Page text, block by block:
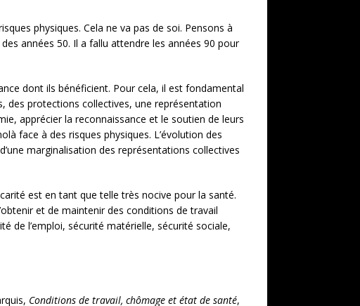
physiques. Cela ne va pas de soi. Pensons à
années 50. Il a fallu attendre les années 90 pour
dont ils bénéficient. Pour cela, il est fondamental
des protections collectives, une représentation
apprécier la reconnaissance et le soutien de leurs
face à des risques physiques. L’évolution des
marginalisation des représentations collectives
est en tant que telle très nocive pour la santé.
et de maintenir des conditions de travail
de l’emploi, sécurité matérielle, sécurité sociale,
Conditions de travail, chômage et état de santé,